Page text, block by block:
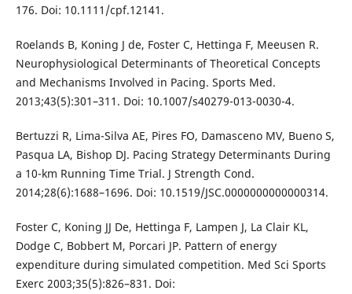
176. Doi: 10.1111/cpf.12141.
Roelands B, Koning J de, Foster C, Hettinga F, Meeusen R.
Neurophysiological Determinants of Theoretical Concepts
and Mechanisms Involved in Pacing. Sports Med.
2013;43(5):301–311. Doi: 10.1007/s40279-013-0030-4.
Bertuzzi R, Lima-Silva AE, Pires FO, Damasceno MV, Bueno S,
Pasqua LA, Bishop DJ. Pacing Strategy Determinants During
a 10-km Running Time Trial. J Strength Cond.
2014;28(6):1688–1696. Doi: 10.1519/JSC.0000000000000314.
Foster C, Koning JJ De, Hettinga F, Lampen J, La Clair KL,
Dodge C, Bobbert M, Porcari JP. Pattern of energy
expenditure during simulated competition. Med Sci Sports
Exerc 2003;35(5):826–831. Doi: